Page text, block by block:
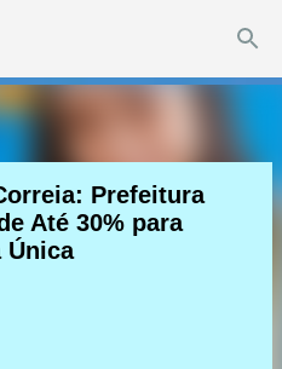
principal
Prefeitura
Até 30% para
Única